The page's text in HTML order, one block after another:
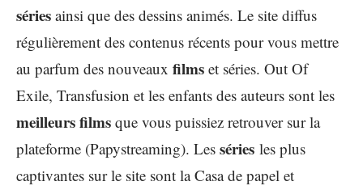
séries ainsi que des dessins animés. Le site diffus
régulièrement des contenus récents pour vous mettre
au parfum des nouveaux films et séries. Out Of
Exile, Transfusion et les enfants des auteurs sont les
meilleurs films que vous puissiez retrouver sur la
plateforme (Papystreaming). Les séries les plus
captivantes sur le site sont la Casa de papel et